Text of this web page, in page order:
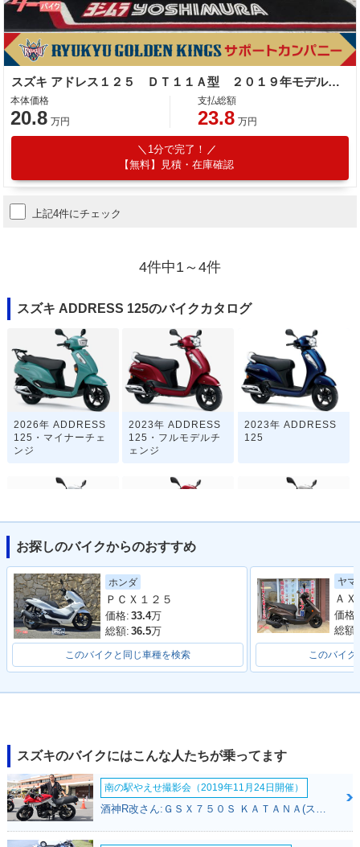
スズキ アドレス１２５ ＤＴ１１Ａ型 ２０１９年モデル リアキャリア リアＢＯＸ サイドスタンド センタースタンド
本体価格
20.8 万円
支払総額
23.8 万円
1分で完了！
【無料】見積・在庫確認
上記4件にチェック
4件中1～4件
スズキ ADDRESS 125のバイクカタログ
2026年 ADDRESS
125・マイナーチェ
ンジ
2023年 ADDRESS
125・フルモデルチ
ェンジ
2023年 ADDRESS
125
2020年 ADDRESS
125フラットシート
仕様・カラーチェン
ジ
2020年 ADDRESS
125・カラーチェン
ジ
2019年 ADDRESS
125フラットシート
仕様・カラーチェン
125・カラーチェン
ジ
125フラットシート
仕様・追加
お探しのバイクからのおすすめ
ホンダ
ＰＣＸ１２５
価格: 33.4万
総額: 36.5万
このバイクと同じ車種を検索
ヤマ
価格:
総額:
このバイク
スズキのバイクにはこんな人たちが乗ってます
南の駅やえせ撮影会（2019年11月24日開催）
酒神R改さん:ＧＳＸ７５０Ｓ ＫＡＴＡＮＡ(スズキ)